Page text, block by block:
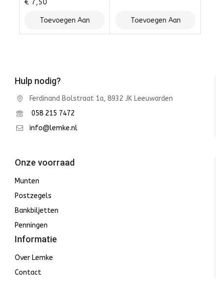
€ 7,50
Toevoegen Aan
Winkelwagen
Toevoegen Aan
Winkelwagen
Hulp nodig?
Ferdinand Bolstraat 1a, 8932 JK Leeuwarden
058 215 7472
info@lemke.nl
Onze voorraad
Munten
Postzegels
Bankbiljetten
Penningen
Informatie
Over Lemke
Contact